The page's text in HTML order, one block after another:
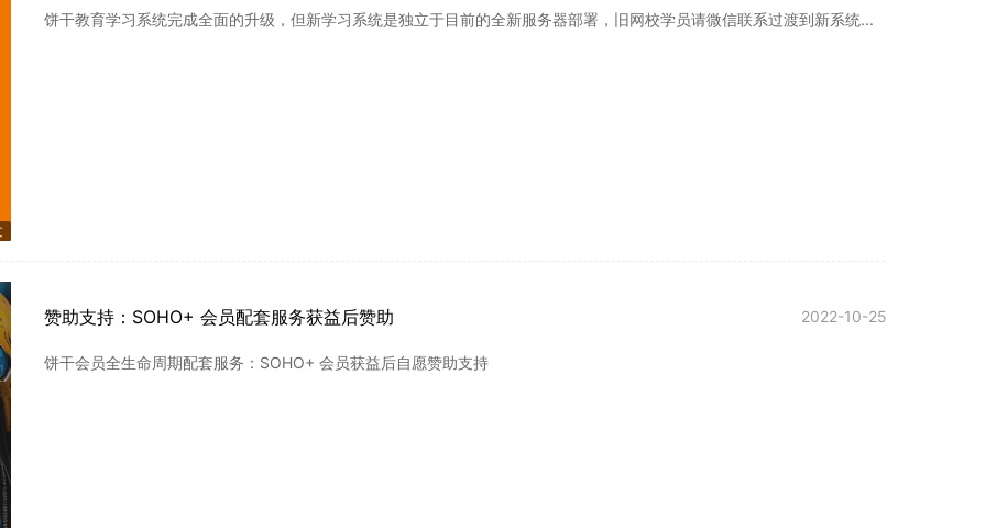
饼干教育学习系统完成全面的升级，但新学习系统是独立于目前的全新服务器部署，旧网校学员请微信联系过渡到新系统...
赞助支持：SOHO+ 会员配套服务获益后赞助 2022-10-25
饼干会员全生命周期配套服务：SOHO+ 会员获益后自愿赞助支持